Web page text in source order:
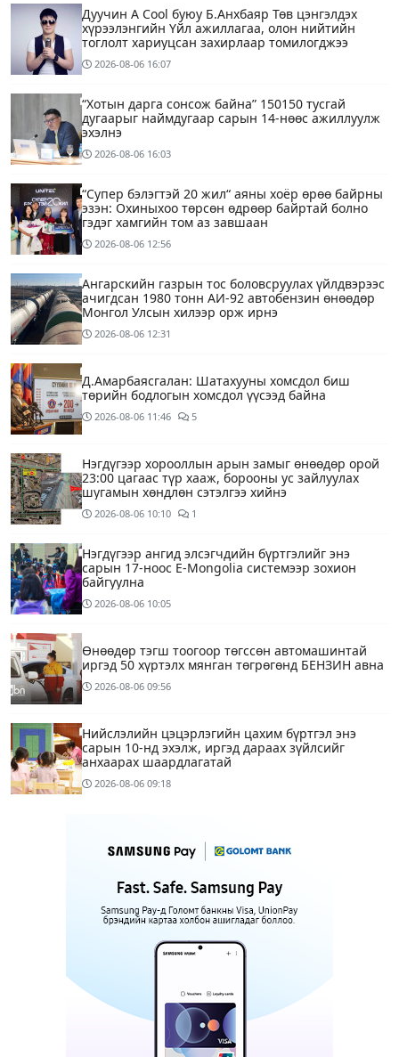
Дуучин A Cool буюу Б.Анхбаяр Төв цэнгэлдэх
хүрээлэнгийн Үйл ажиллагаа, олон нийтийн
тоглолт хариуцсан захирлаар томилогджээ
2026-08-06 16:07
“Хотын дарга сонсож байна” 150150 тусгай
дугаарыг наймдугаар сарын 14-нөөс ажиллуулж
эхэлнэ
2026-08-06 16:03
“Супер бэлэгтэй 20 жил“ аяны хоёр өрөө байрны
эзэн: Охиныхоо төрсөн өдрөөр байртай болно
гэдэг хамгийн том аз завшаан
2026-08-06 12:56
Ангарскийн газрын тос боловсруулах үйлдвэрээс
ачигдсан 1980 тонн АИ-92 автобензин өнөөдөр
Монгол Улсын хилээр орж ирнэ
2026-08-06 12:31
Д.Амарбаясгалан: Шатахууны хомсдол биш
төрийн бодлогын хомсдол үүсээд байна
2026-08-06 11:46 5
Нэгдүгээр хорооллын арын замыг өнөөдөр орой
23:00 цагаас түр хааж, борооны ус зайлуулах
шугамын хөндлөн сэтэлгээ хийнэ
2026-08-06 10:10 1
Нэгдүгээр ангид элсэгчдийн бүртгэлийг энэ
сарын 17-ноос E-Mongolia системээр зохион
байгуулна
2026-08-06 10:05
Өнөөдөр тэгш тоогоор төгссөн автомашинтай
иргэд 50 хүртэлх мянган төгрөгөнд БЕНЗИН авна
2026-08-06 09:56
Нийслэлийн цэцэрлэгийн цахим бүртгэл энэ
сарын 10-нд эхэлж, иргэд дараах зүйлсийг
анхаарах шаардлагатай
2026-08-06 09:18
3 цагийн өмнө 1
Татварын өртэй шатахуун импортлогч ААН-
12 цагийн өмнө
Маргааш Улаанбаатарт 28 хэм дулаан, багавтар
14 цагийн өмнө